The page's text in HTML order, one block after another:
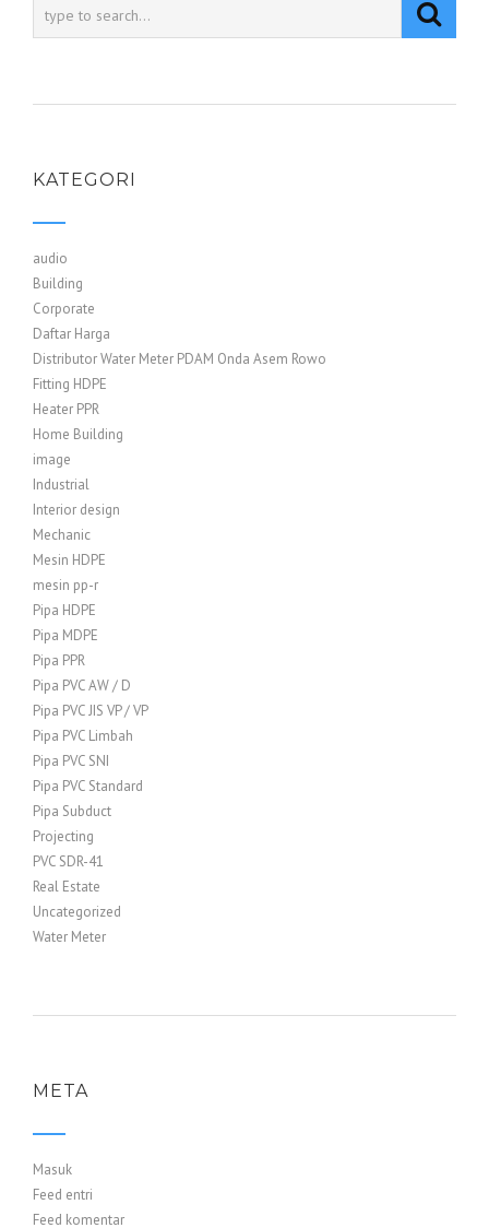
KATEGORI
audio
Building
Corporate
Daftar Harga
Distributor Water Meter PDAM Onda Asem Rowo
Fitting HDPE
Heater PPR
Home Building
image
Industrial
Interior design
Mechanic
Mesin HDPE
mesin pp-r
Pipa HDPE
Pipa MDPE
Pipa PPR
Pipa PVC AW / D
Pipa PVC JIS VP / VP
Pipa PVC Limbah
Pipa PVC SNI
Pipa PVC Standard
Pipa Subduct
Projecting
PVC SDR-41
Real Estate
Uncategorized
Water Meter
META
Masuk
Feed entri
Feed komentar